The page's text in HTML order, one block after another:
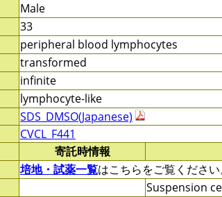
Male
33
peripheral blood lymphocytes
transformed
infinite
lymphocyte-like
SDS_DMSO(Japanese)
CVCL_F441
寄託時情報
培地・試薬一覧はこちらをご覧ください
Suspension